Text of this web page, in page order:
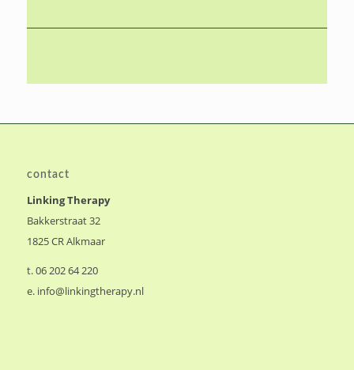
contact
Linking Therapy
Bakkerstraat 32
1825 CR Alkmaar
t. 06 202 64 220
e. info@linkingtherapy.nl